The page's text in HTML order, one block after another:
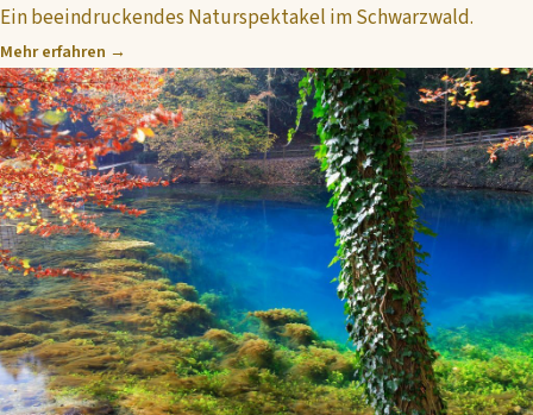
Ein beeindruckendes Naturspektakel im Schwarzwald.
Mehr erfahren →